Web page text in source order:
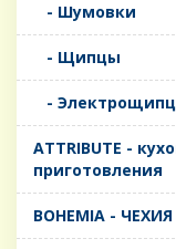
- Шумовки
- Щипцы
-
ATTRIBUTE -
приготовления
BOHEMIA -